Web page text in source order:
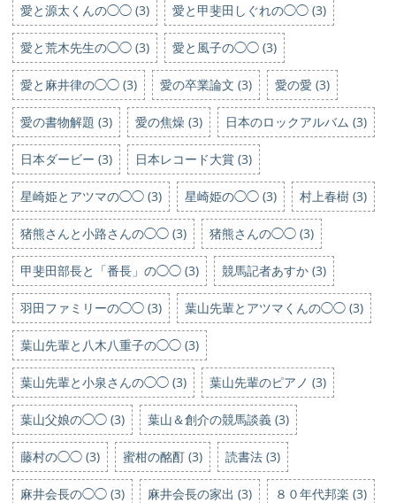
愛と源太くんの◯◯ (3) 愛と甲斐田しぐれの◯◯ (3)
愛と荒木先生の◯◯ (3) 愛と風子の◯◯ (3)
愛と麻井律の◯◯ (3) 愛の卒業論文 (3) 愛の愛 (3)
愛の書物解題 (3) 愛の焦燥 (3) 日本のロックアルバム (3)
日本ダービー (3) 日本レコード大賞 (3)
星崎姫とアツマの◯◯ (3) 星崎姫の◯◯ (3) 村上春樹 (3)
猪熊さんと小路さんの◯◯ (3) 猪熊さんの◯◯ (3)
甲斐田部長と「番長」の◯◯ (3) 競馬記者あすか (3)
羽田ファミリーの◯◯ (3) 葉山先輩とアツマくんの◯◯ (3)
葉山先輩と八木八重子の◯◯ (3)
葉山先輩と小泉さんの◯◯ (3) 葉山先輩のピアノ (3)
葉山父娘の◯◯ (3) 葉山＆創介の競馬談義 (3)
藤村の◯◯ (3) 蜜柑の酩酊 (3) 読書法 (3)
麻井会長の◯◯ (3) 麻井会長の家出 (3) ８０年代邦楽 (3)